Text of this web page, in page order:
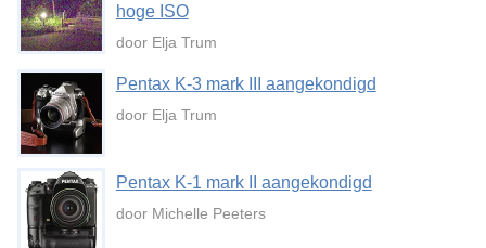
hoge ISO
door Elja Trum
Pentax K-3 mark III aangekondigd
door Elja Trum
Pentax K-1 mark II aangekondigd
door Michelle Peeters